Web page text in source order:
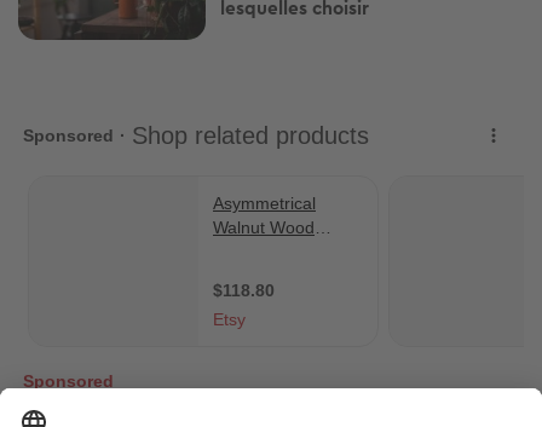
Avis aux parents en mal de dodos : Marie-Violette, spécialiste du
A la une !
Décoration intérieure (485 articles)
Chambre d’enfant : 7 idées pour
tout changer sans acheter de